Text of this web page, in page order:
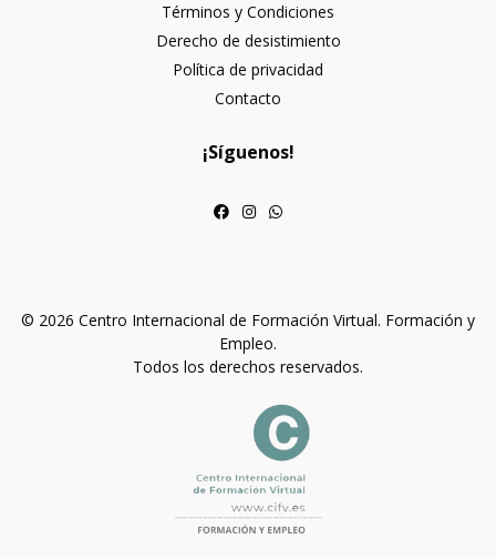
Términos y Condiciones
Derecho de desistimiento
Política de privacidad
Contacto
¡Síguenos!
© 2026 Centro Internacional de Formación Virtual. Formación y
Empleo.
Todos los derechos reservados.